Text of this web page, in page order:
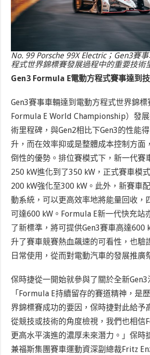
No. 99 Porsche 99X Electric；Gen3賽
程式世界錦標賽發展過程中的重要技術
Gen3 Formula E電動方程式賽事達到
Gen3賽事車輛達到電動方程式世界錦標
Formula E World Championship）發
術里程碑，與Gen2相比下Gen3的性能
升，而在效率抑或是整體成本控制方面
倒性的優勢。排位賽模式下，新一代賽
250 kW進化到了350 kW，正式賽車模
200 kW強化至300 kW。此外，新賽車
動系統，可以更高效率地將能量回收，
可達600 kW。Formula E新一代快充站
了新標準，將可提供Gen3賽車高達600
升了賽車競賽熱血飆速的可看性，也驗
日常使用，從而對電動汽車的發展推廣
保時捷從一開始就參與了關於全新Gen3
「Formula E持續留存的賽道精神，是
界錦標賽成功的要因，保時捷對此給予
從競技或技術的角度檢視，我們也相信
更高水平演進的濃厚未來潛力。」保時
兼福斯集團賽車運動資深副總裁Fritz